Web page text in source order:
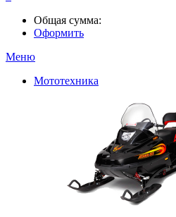
Общая сумма:
Оформить
Меню
Мототехника